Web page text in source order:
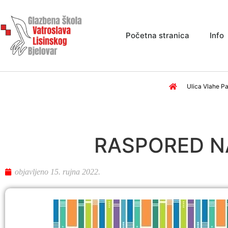
Početna stranica Info
Ulica Vlahe
RASPORED
objavljeno 15. rujna 2022.